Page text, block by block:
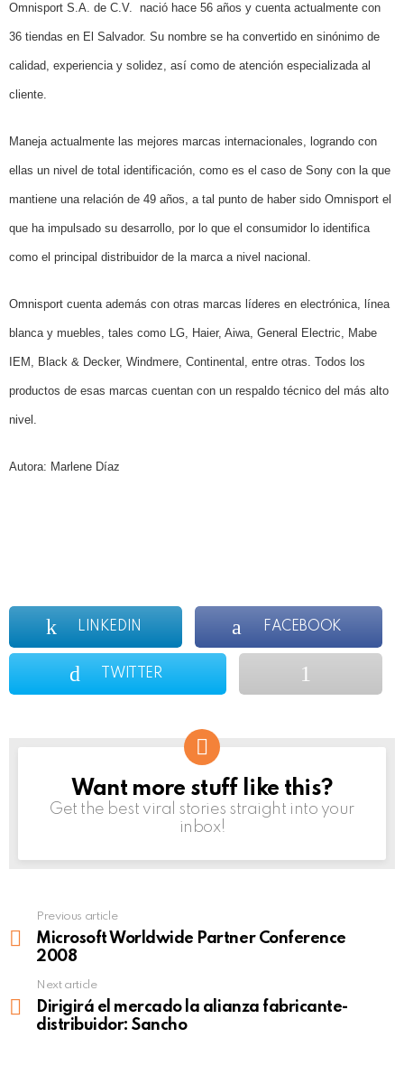
Omnisport S.A. de C.V. nació hace 56 años y cuenta actualmente con
36 tiendas en El Salvador. Su nombre se ha convertido en sinónimo de
calidad, experiencia y solidez, así como de atención especializada al
cliente.
Maneja actualmente las mejores marcas internacionales, logrando con
ellas un nivel de total identificación, como es el caso de Sony con la que
mantiene una relación de 49 años, a tal punto de haber sido Omnisport el
que ha impulsado su desarrollo, por lo que el consumidor lo identifica
como el principal distribuidor de la marca a nivel nacional.
Omnisport cuenta además con otras marcas líderes en electrónica, línea
blanca y muebles, tales como LG, Haier, Aiwa, General Electric, Mabe
IEM, Black & Decker, Windmere, Continental, entre otras. Todos los
productos de esas marcas cuentan con un respaldo técnico del más alto
nivel.
Autora: Marlene Díaz
LINKEDIN FACEBOOK
TWITTER
NEWSLETTER
Want more stuff like this?
Get the best viral stories straight into your
inbox!
more
Previous article
Microsoft Worldwide Partner Conference
2008
Next article
Dirigirá el mercado la alianza fabricante-
distribuidor: Sancho